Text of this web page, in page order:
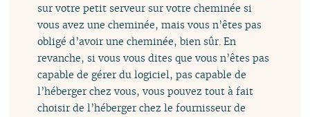
sur votre petit serveur sur votre cheminée si
vous avez une cheminée, mais vous n’êtes pas
obligé d’avoir une cheminée, bien sûr. En
revanche, si vous vous dites que vous n’êtes pas
capable de gérer du logiciel, pas capable de
l’héberger chez vous, vous pouvez tout à fait
choisir de l’héberger chez le fournisseur de